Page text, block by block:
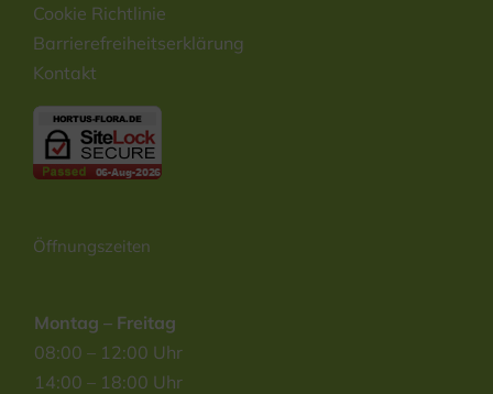
Cookie Richtlinie
Barrierefreiheitserklärung
Kontakt
Öffnungszeiten
Montag – Freitag
08:00 – 12:00 Uhr
14:00 – 18:00 Uhr